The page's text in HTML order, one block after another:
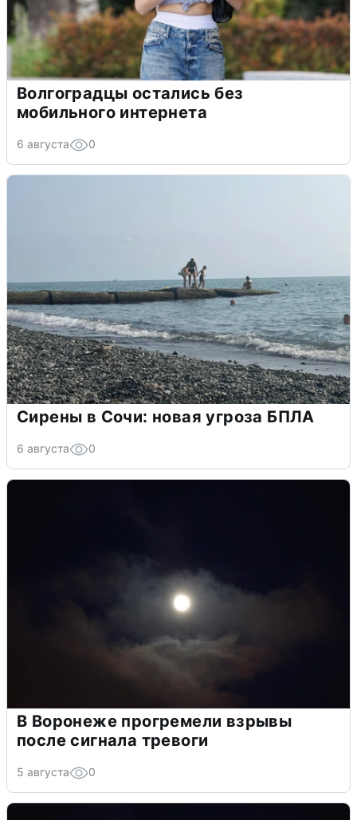
Волгоградцы остались без
мобильного интернета
6 августа 0
Сирены в Сочи: новая угроза БПЛА
6 августа 0
В Воронеже прогремели взрывы
после сигнала тревоги
5 августа 0